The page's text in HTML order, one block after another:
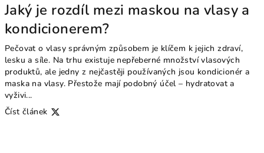
Jaký je rozdíl mezi maskou na vlasy a
kondicionerem?
Pečovat o vlasy správným způsobem je klíčem k jejich zdraví,
lesku a síle. Na trhu existuje nepřeberné množství vlasových
produktů, ale jedny z nejčastěji používaných jsou kondicionér a
maska na vlasy. Přestože mají podobný účel – hydratovat a
vyživi...
Číst článek